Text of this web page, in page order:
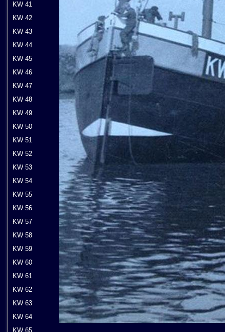
KW 41
KW 42
KW 43
KW 44
KW 45
KW 46
KW 47
KW 48
KW 49
KW 50
KW 51
KW 52
KW 53
KW 54
KW 55
KW 56
KW 57
KW 58
KW 59
KW 60
KW 61
KW 62
KW 63
KW 64
KW 65